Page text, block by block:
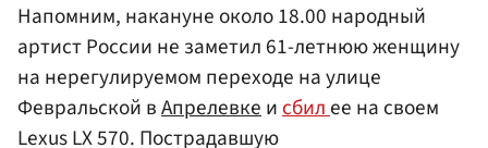
Напомним, накануне около 18.00 народный
артист России не заметил 61-летнюю женщину
на нерегулируемом переходе на улице
Февральской вАпрелевкеисбилее на своем
Lexus LX 570. Пострадавшую